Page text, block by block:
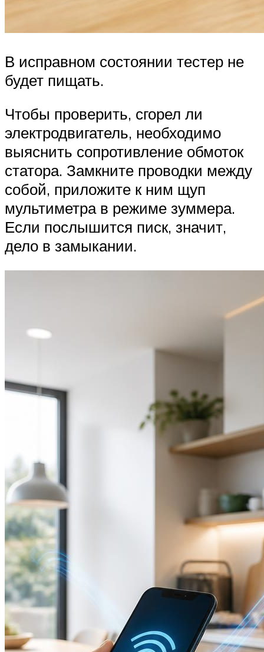
В исправном состоянии тестер не
будет пищать.
Чтобы проверить, сгорел ли
электродвигатель, необходимо
выяснить сопротивление обмоток
статора. Замкните проводки между
собой, приложите к ним щуп
мультиметра в режиме зуммера.
Если послышится писк, значит,
дело в замыкании.